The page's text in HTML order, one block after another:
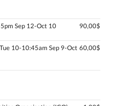
Sep 12-Oct 10 90,00$
10-10:45am Sep 9-Oct 60,00$